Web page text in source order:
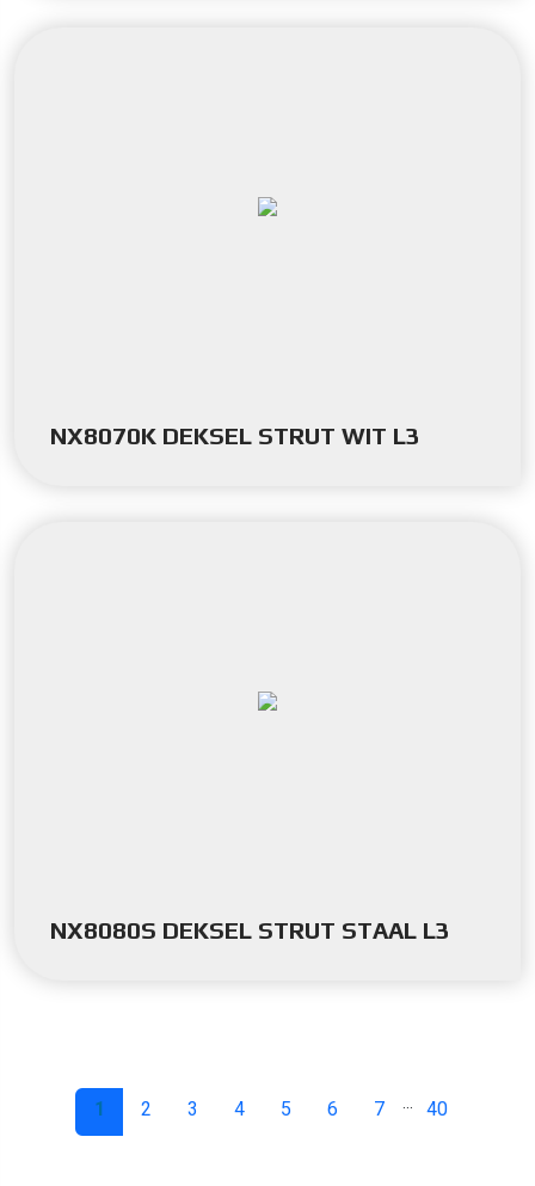
NX8070K DEKSEL STRUT WIT L3
NX8080S DEKSEL STRUT STAAL L3
1 2 3 4 5 6 7 40